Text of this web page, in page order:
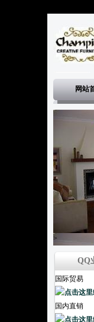
网站
>
QQ
国际贸易
国内直销